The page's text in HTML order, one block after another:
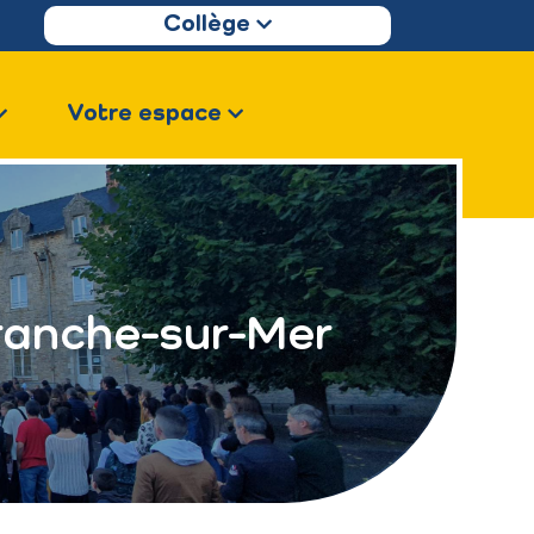
Collège
Votre espace
sur-Mer